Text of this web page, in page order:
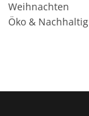
Weihnachten
Öko & Nachhaltig